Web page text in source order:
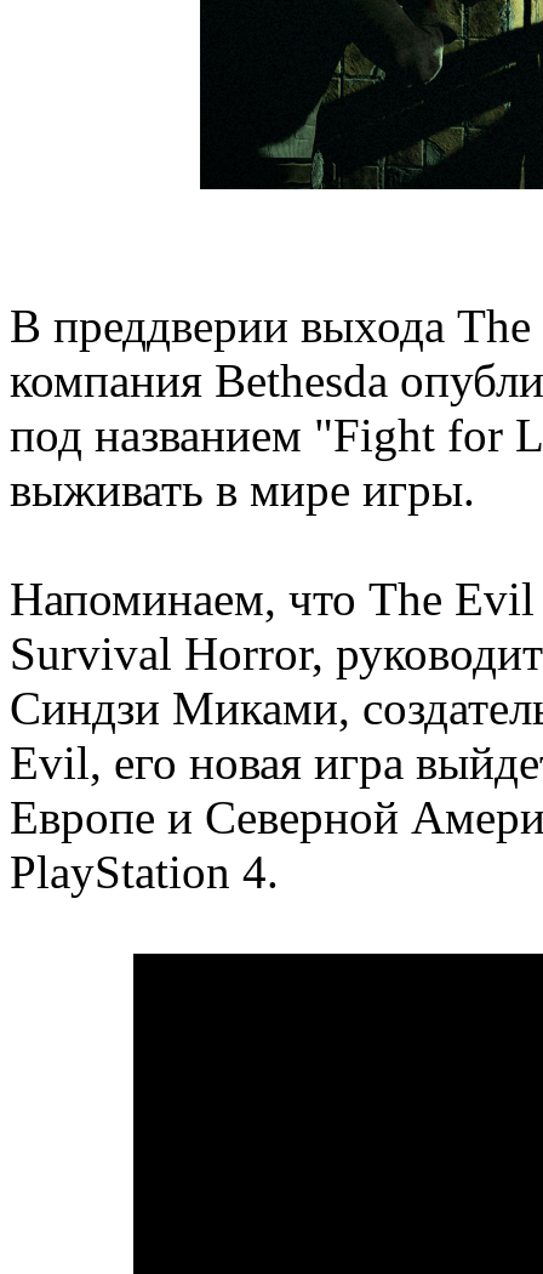
В преддверии выхода
компания Bethesda
под названием "Fight for
выживать в мире игры.
Напоминаем, что The Evil
Survival Horror,
Синдзи Миками,
Evil, его новая игра
Европе и Северной
PlayStation 4.